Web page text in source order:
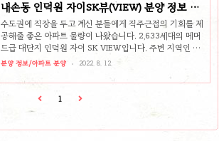
트 지하 4층, 지상 26층, 4개동 주택형 67㎡, 84A㎡, 84B㎡
공급일정 2022년 8월 19일(금) 입주자 모집 공고 2022년
8월 29일(월) 특별공급 청약 신청 이 물량은 서울시 구로구
오류동에 위치한 아파트 분양 물량입니다. 총 440가구 중
140가구 일반분양을 합니다. 총 4개 동으로 구..
내손동 인덕원 자이SK뷰(VIEW) 분양 정보 및
입지 분석
수도권에 직장을 두고 계신 분들에게 직주근접의 기회를 제
공해줄 좋은 아파트 물량이 나왔습니다. 2,633세대의 메머
드급 대단지 인덕원 자이 SK VIEW입니다. 주변 지역인 평
촌과 과천의 인기가 높아짐에 따라 인덕원 지역도 같이 상승
인덕원 자이 SK VIEW 가치는 상승하는 느낌입니다. 인덕원
자이 SK VIEW 분양 정보 공급위치 경기도 의왕시 내손동
683번지 일원 공급규모 총 2,633세대 중 일반분양 아파트
택형 39㎡~112㎡ (85㎡ 초과 분에 한해 추첨제 50%) 공급
분양 정보/아파트 분양 2022. 8. 12.
1